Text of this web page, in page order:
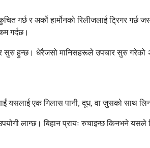
गर्छ र अर्को हार्मोनको रिलीजलाई ट्रिगर
गर्दछ।
सुरु हुन्छ। धेरैजसो मानिसहरूले उपचार सुरु
यसलाई एक गिलास पानी, दूध, वा जुसको साथ
लाग्छ। बिहान प्रायः रुचाइन्छ किनभने यसले